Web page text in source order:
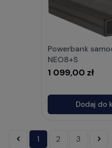
Powerbank
NEO8+S
1 099,00 zł
Dodaj do
« 1 2 3 »